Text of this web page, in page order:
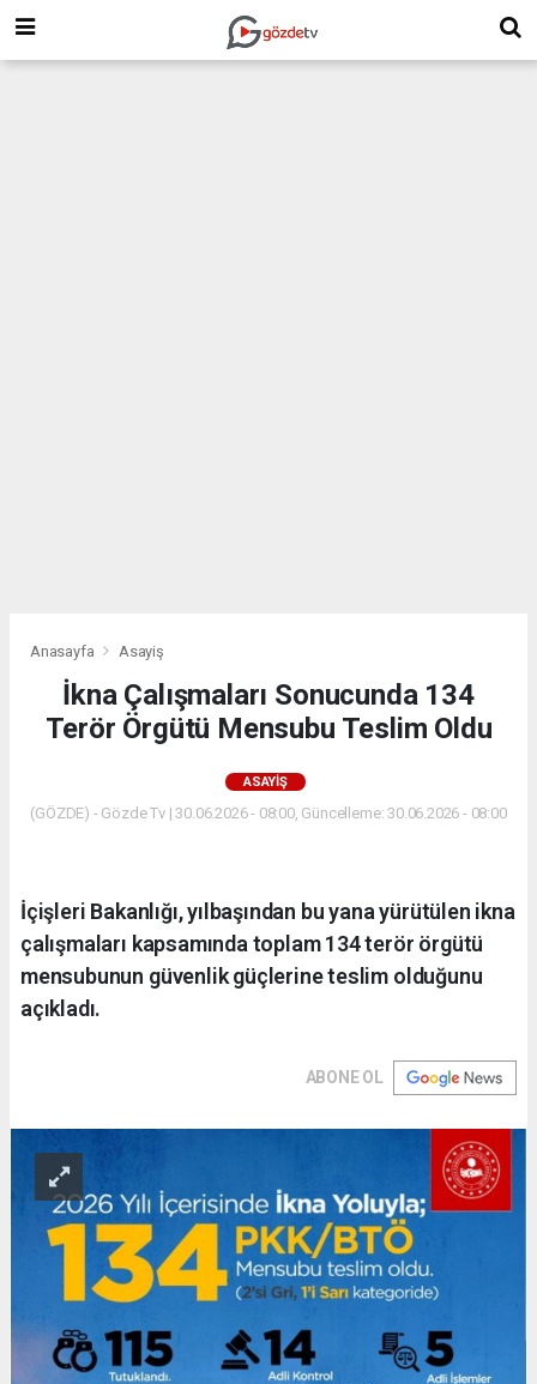
Anasayfa Asayiş
İkna Çalışmaları Sonucunda 134
Terör Örgütü Mensubu Teslim Oldu
ASAYIŞ
(GÖZDE) - Gözde Tv | 30.06.2026 - 08:00, Güncelleme: 30.06.2026 - 08:00
İçişleri Bakanlığı, yılbaşından bu yana yürütülen ikna
çalışmaları kapsamında toplam 134 terör örgütü
mensubunun güvenlik güçlerine teslim olduğunu
açıkladı.
ABONE OL